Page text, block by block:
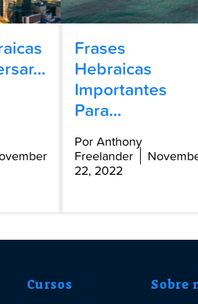
Frases
Hebraicas
Importantes
Para...
Por Anthony
Freelander
22, 2022
Cursos Sobre